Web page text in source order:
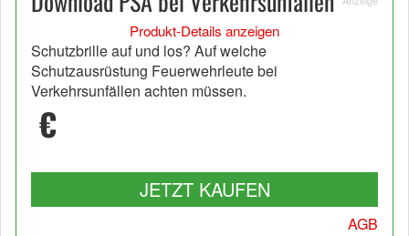
Produkt-Details anzeigen
Schutzbrille auf und los? Auf welche
Schutzausrüstung Feuerwehrleute bei
Verkehrsunfällen achten müssen.
€
JETZT KAUFEN
AGB